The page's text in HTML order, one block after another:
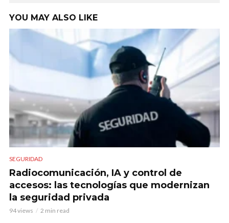
YOU MAY ALSO LIKE
SEGURIDAD
Radiocomunicación, IA y control de
accesos: las tecnologías que modernizan
la seguridad privada
94 views 2 min read